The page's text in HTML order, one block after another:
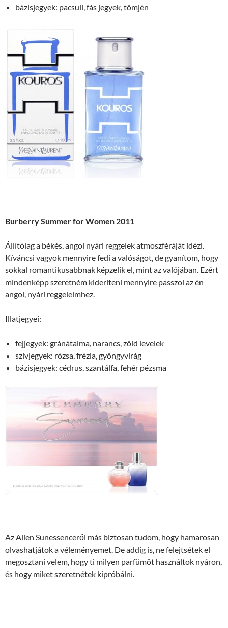
bázisjegyek: pacsuli, fás jegyek, tömjén
Burberry Summer for Women 2011
Állítólag a békés, angol nyári reggelek atmoszféráját idézi.
Kíváncsi vagyok mennyire fedi a valóságot, de gyanítom, hogy
sokkal romantikusabbnak képzelik el, mint az valójában. Ezért
mindenképp szeretném kideríteni mennyire passzol az én
angol, nyári reggeleimhez.
Illatjegyei:
fejjegyek: gránátalma, narancs, zöld levelek
szívjegyek: rózsa, frézia, gyöngyvirág
bázisjegyek: cédrus, szantálfa, fehér pézsma
Az Alien Sunessenceről más biztosan tudom, hogy hamarosan
olvashatjátok a véleményemet. De addig is, ne felejtsétek el
megosztani velem, hogy ti milyen parfümöt használtok nyáron,
és hogy miket szeretnétek kipróbálni.